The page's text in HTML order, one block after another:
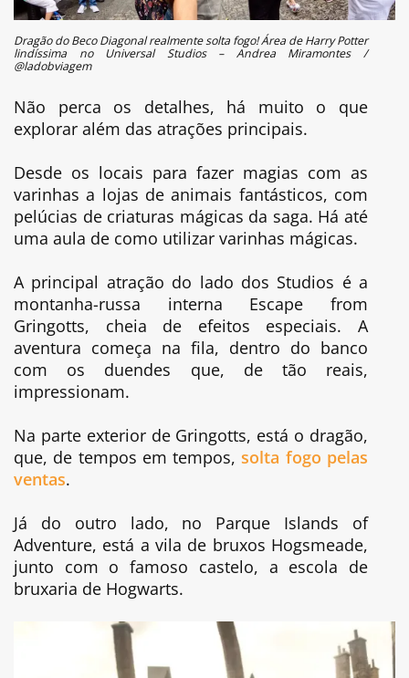
Dragão do Beco Diagonal realmente solta fogo! Área de Harry Potter
lindíssima no Universal Studios – Andrea Miramontes /
@ladobviagem
Não perca os detalhes, há muito o que
explorar além das atrações principais.
Desde os locais para fazer magias com as
varinhas a lojas de animais fantásticos, com
pelúcias de criaturas mágicas da saga. Há até
uma aula de como utilizar varinhas mágicas.
A principal atração do lado dos Studios é a
montanha-russa interna Escape from
Gringotts, cheia de efeitos especiais. A
aventura começa na fila, dentro do banco
com os duendes que, de tão reais,
impressionam.
Na parte exterior de Gringotts, está o dragão,
que, de tempos em tempos,solta fogo pelas
ventas.
Já do outro lado, no Parque Islands of
Adventure, está a vila de bruxos Hogsmeade,
junto com o famoso castelo, a escola de
bruxaria de Hogwarts.